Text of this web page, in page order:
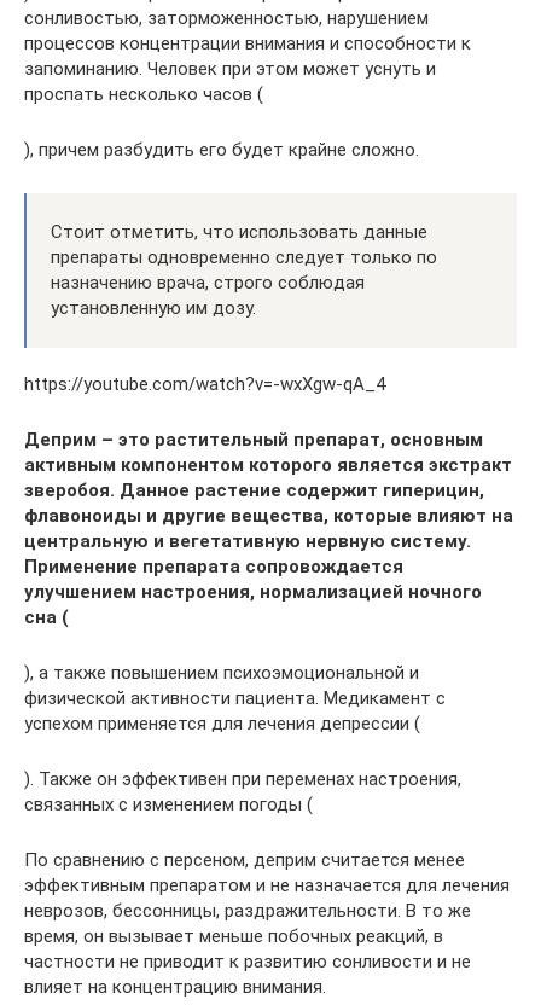
сонливостью, заторможенностью, нарушением
процессов концентрации внимания и способности к
запоминанию. Человек при этом может уснуть и
проспать несколько часов (
), причем разбудить его будет крайне сложно.
Стоит отметить, что использовать данные
препараты одновременно следует только по
назначению врача, строго соблюдая
установленную им дозу.
https://youtube.com/watch?v=-wxXgw-qA_4
Деприм – это растительный препарат, основным
активным компонентом которого является экстракт
зверобоя. Данное растение содержит гиперицин,
флавоноиды и другие вещества, которые влияют на
центральную и вегетативную нервную систему.
Применение препарата сопровождается
улучшением настроения, нормализацией ночного
сна (
), а также повышением психоэмоциональной и
физической активности пациента. Медикамент с
успехом применяется для лечения депрессии (
). Также он эффективен при переменах настроения,
связанных с изменением погоды (
По сравнению с персеном, деприм считается менее
эффективным препаратом и не назначается для лечения
неврозов, бессонницы, раздражительности. В то же
время, он вызывает меньше побочных реакций, в
частности не приводит к развитию сонливости и не
влияет на концентрацию внимания.